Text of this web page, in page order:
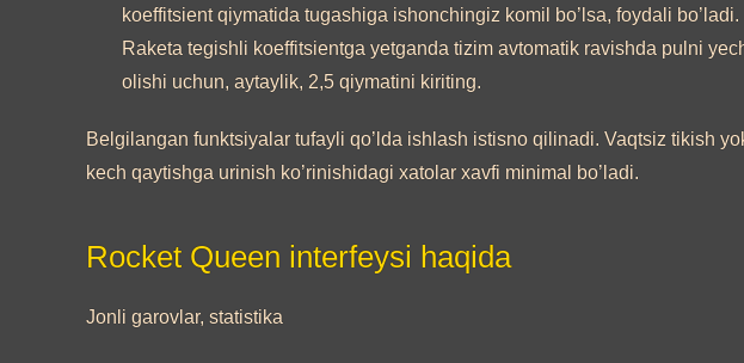
koeffitsient qiymatida tugashiga ishonchingiz komil bo’lsa, foydali bo’ladi.
Raketa tegishli koeffitsientga yetganda tizim avtomatik ravishda pulni
olishi uchun, aytaylik, 2,5 qiymatini kiriting.
Belgilangan funktsiyalar tufayli qo’lda ishlash istisno qilinadi. Vaqtsiz tikish
kech qaytishga urinish ko’rinishidagi xatolar xavfi minimal bo’ladi.
Rocket Queen interfeysi haqida
Jonli garovlar, statistika